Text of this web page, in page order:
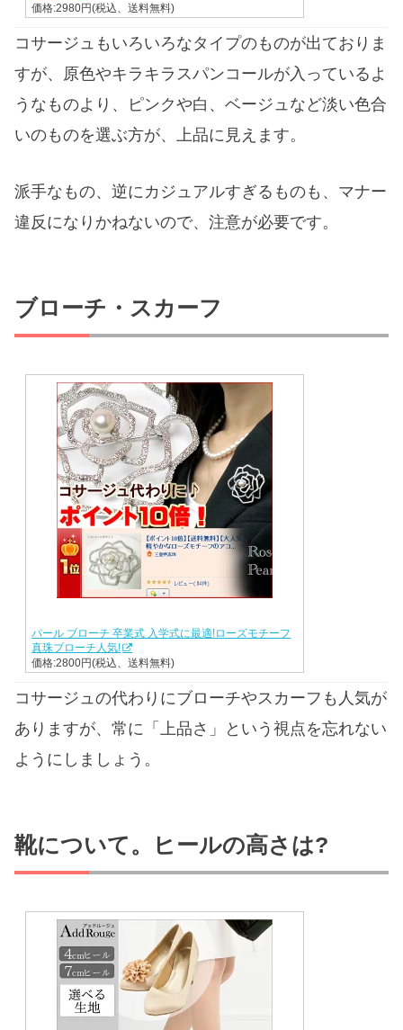
価格:2980円(税込、送料無料)
コサージュもいろいろなタイプのものが出ておりま
すが、原色やキラキラスパンコールが入っているよ
うなものより、ピンクや白、ベージュなど淡い色合
いのものを選ぶ方が、上品に見えます。
派手なもの、逆にカジュアルすぎるものも、マナー
違反になりかねないので、注意が必要です。
ブローチ・スカーフ
パール ブローチ 卒業式 入学式に最適!ローズモチーフ
真珠ブローチ人気!
価格:2800円(税込、送料無料)
コサージュの代わりにブローチやスカーフも人気が
ありますが、常に「上品さ」という視点を忘れない
ようにしましょう。
靴について。ヒールの高さは?